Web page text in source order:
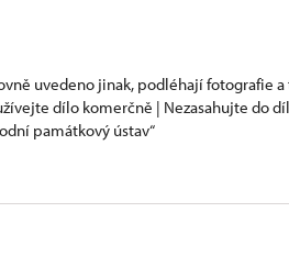
uvedeno jinak, podléhají fotografie
dílo komerčně | Nezasahujte do
památkový ústav“